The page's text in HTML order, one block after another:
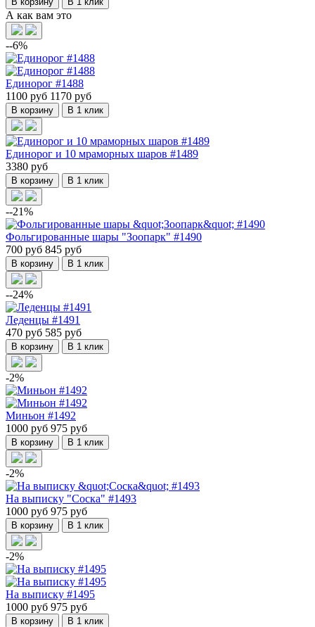
А как вам это
--6%
Единорог #1488
1100 руб 1170 руб
В корзину В 1 клик
Единорог и 10 мраморных шаров #1489
3380 руб
В корзину В 1 клик
--21%
Фольгированные шары "Зоопарк" #1490
700 руб 845 руб
В корзину В 1 клик
--24%
Леденцы #1491
470 руб 585 руб
В корзину В 1 клик
-2%
Миньон #1492
1000 руб 975 руб
В корзину В 1 клик
-2%
На выписку "Соска" #1493
1000 руб 975 руб
В корзину В 1 клик
-2%
На выписку #1495
1000 руб 975 руб
В корзину В 1 клик